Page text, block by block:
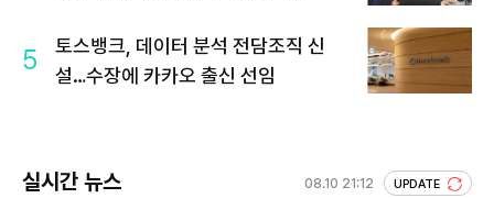
5
토스뱅크, 데이터 분석 전담조직 신
설…수장에 카카오 출신 선임
실시간 뉴스 08.10 21:12 UPDATE